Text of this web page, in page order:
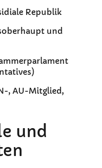
Republik
und
, AU-Mitglied,
und